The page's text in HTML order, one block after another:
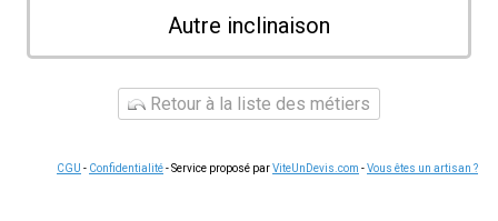
Autre inclinaison
Retour à la liste des métiers
CGU - Confidentialité- Service proposé parViteUnDevis.com -Vous êtes un artisan ?